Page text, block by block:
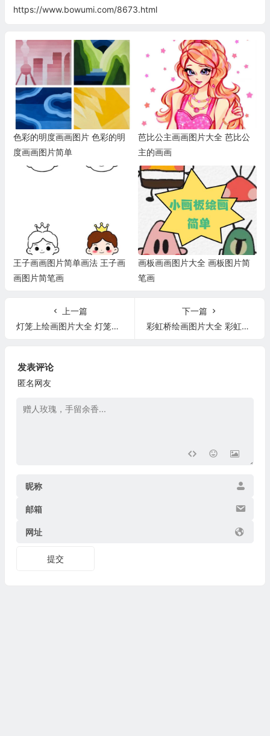
https://www.bowumi.com/8673.html
色彩的明度画画图片 色彩的明
度画画图片简单
芭比公主画画图片大全 芭比公
主的画画
王子画画图片简单画法 王子画
画图片简笔画
画板画画图片大全 画板图片简
笔画
上一篇
灯笼上绘画图片大全 灯笼上绘画图案
下一篇
彩虹桥绘画图片大全 彩虹桥绘画作品
发表评论
匿名网友
昵称
邮箱
网址
提交